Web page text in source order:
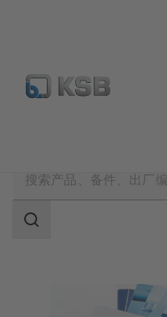
备件搜索 产品选型
搜